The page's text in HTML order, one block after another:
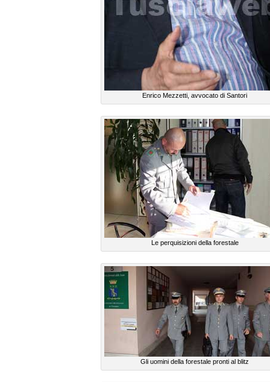
Enrico Mezzetti, avvocato di Santori
Le perquisizioni della forestale
Gli uomini della forestale pronti al blitz